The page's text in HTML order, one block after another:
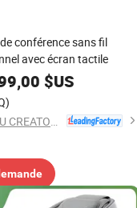
conférence sans fil
avec écran tactile
$US